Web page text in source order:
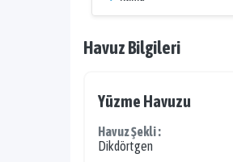
Havuz Bilgileri
Yüzme Havuzu
Havuz Şekli :
Dikdörtgen